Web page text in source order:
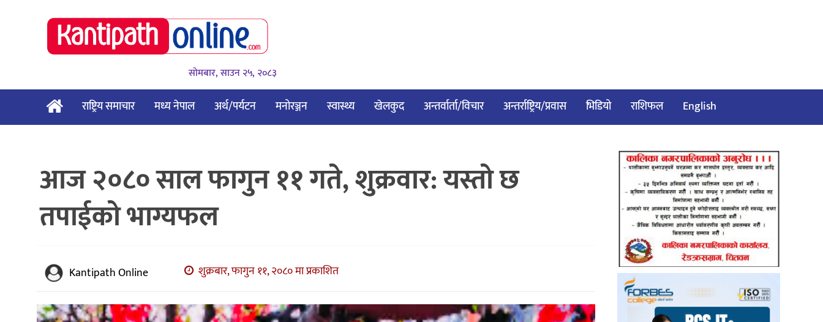
सोमबार, साउन २५, २०८३
राष्ट्रिय समाचार मध्य नेपाल अर्थ/पर्यटन मनोरञ्जन स्वास्थ्य खेलकुद अन्तर्वार्ता/विचार अन्तर्राष्ट्रिय/प्रवास भिडियो राशिफल English
आज २०८० साल फागुन ११ गते, शुक्रवार: यस्तो छ
तपाईको भाग्यफल
Kantipath Online शुक्रबार, फागुन ११, २०८० मा प्रकाशित